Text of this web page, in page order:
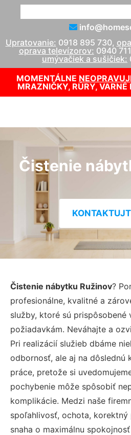
Upratovanie: 0918 895 730,
oprava televízorov: 0940
umývačiek a sušičiek:
MOMENTÁLNE
MRAZNIČKY, RÚRY,
Čistenie
Čistenie nábytku Ružinov?
profesionálne, kvalitné a
služby, ktoré sú prispôsobené
požiadavkám. Neváhajte a
Pri realizácií služieb dbáme
odbornosť, ale aj na dôslednú
práce, pretože si
pochybenie môže spôsobiť
komplikácie. Medzi naše
spoľahlivosť, ochota, korektný
snaha o maximálnu